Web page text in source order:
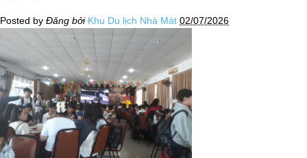
Posted by Đăng bởi Khu Du lịch Nhà Mát 02/07/2026